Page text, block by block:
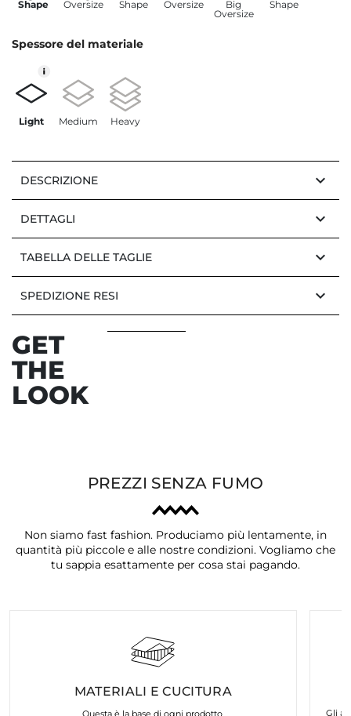
Shape
Oversize
Shape
Oversize
Big
Oversize
Shape
Spessore del materiale
Light Medium Heavy
DESCRIZIONE keyboard_arrow_down
DETTAGLI keyboard_arrow_down
TABELLA DELLE TAGLIE keyboard_arrow_down
SPEDIZIONE RESI keyboard_arrow_down
GET
THE
LOOK
PREZZI SENZA FUMO
Non siamo fast fashion. Produciamo più lentamente, in
quantità più piccole e alle nostre condizioni. Vogliamo che
tu sappia esattamente per cosa stai pagando.
MATERIALI E CUCITURA
Gli